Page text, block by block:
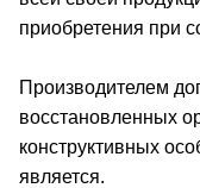
приобретения при
Производителем
восстановленных
конструктивных
является.